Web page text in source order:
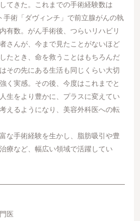
てきた。これまでの手術経験数は
手術「ダヴィンチ」で前立腺がんの執
有数。がん手術後、つらいリハビリ
さんが、今まで見たことがないほど
たとき、命を救うことはもちろんだ
その先にある生活も同じくらい大切
く実感。その後、今度はこれまでと
生をより豊かに、プラスに変えてい
えるようになり、美容外科医への転
な手術経験を生かし、脂肪吸引や豊
療など、幅広い領域で活躍してい
医